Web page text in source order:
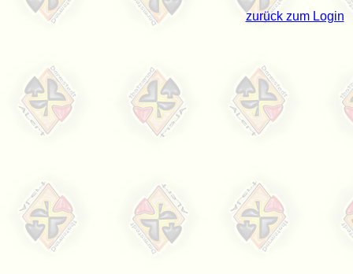
zurück zum Login